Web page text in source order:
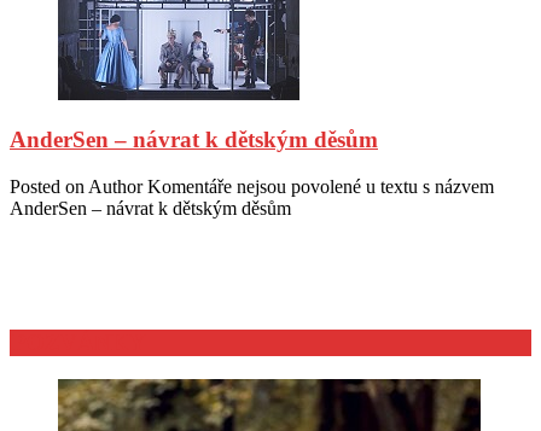
AnderSen – návrat k dětským děsům
Posted on Author Komentáře nejsou povolené u textu s názvem
AnderSen – návrat k dětským děsům